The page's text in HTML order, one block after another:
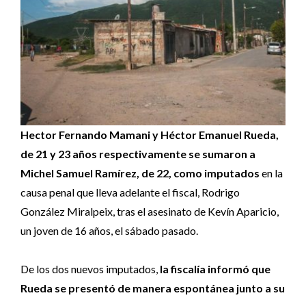
Hector Fernando Mamani y Héctor Emanuel Rueda,
de 21 y 23 años respectivamente se sumaron a
Michel Samuel Ramírez, de 22, como imputados en la
causa penal que lleva adelante el fiscal, Rodrigo
González Miralpeix, tras el asesinato de Kevín Aparicio,
un joven de 16 años, el sábado pasado.
De los dos nuevos imputados, la fiscalía informó que
Rueda se presentó de manera espontánea junto a su